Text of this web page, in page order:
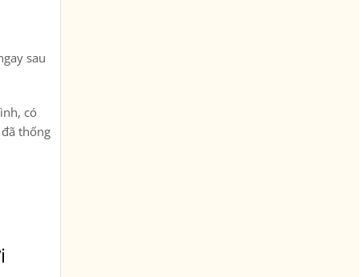
sau
có
thống